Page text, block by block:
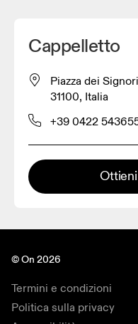
Cappelletto
Piazza dei
31100, Italia
+39 0422
© On 2026
Termini e condizioni
Politica sulla privacy